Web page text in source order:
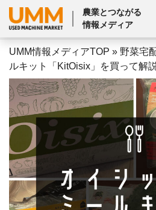
農業とつながる
情報メディア
UMM情報メディアTOP » 野菜宅
ルキット「KitOisix」を買って解